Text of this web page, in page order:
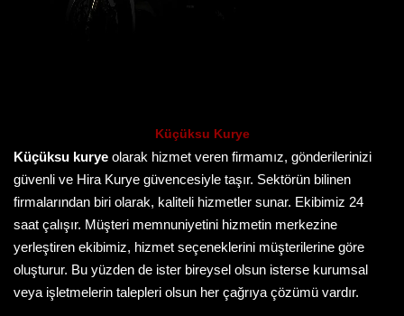
Küçüksu Kurye
Küçüksu kurye olarak hizmet veren firmamız, gönderilerinizi
güvenli ve Hira Kurye güvencesiyle taşır. Sektörün bilinen
firmalarından biri olarak, kaliteli hizmetler sunar. Ekibimiz 24
saat çalışır. Müşteri memnuniyetini hizmetin merkezine
yerleştiren ekibimiz, hizmet seçeneklerini müşterilerine göre
oluşturur. Bu yüzden de ister bireysel olsun isterse kurumsal
veya işletmelerin talepleri olsun her çağrıya çözümü vardır.